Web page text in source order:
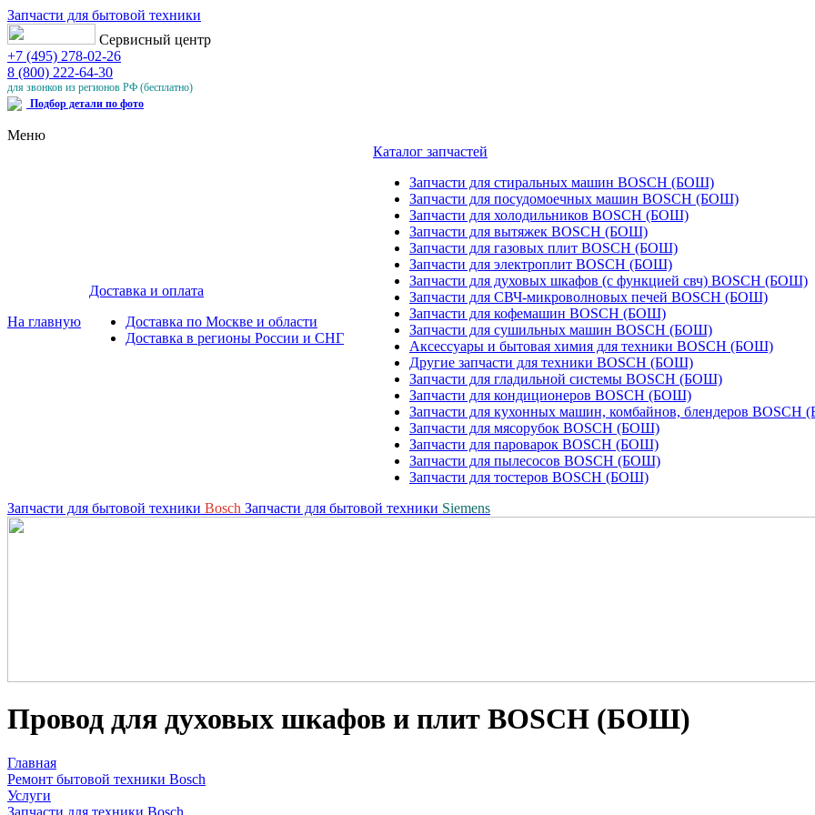
Запчасти для бытовой техники
Сервисный центр
+7 (495) 278-02-26
8 (800) 222-64-30
для звонков из регионов РФ (бесплатно)
Подбор детали по фото
Меню
На главную
Доставка и оплата
Доставка по Москве и области
Доставка в регионы России и СНГ
Каталог запчастей
Запчасти для стиральных машин BOSCH (БОШ)
Запчасти для посудомоечных машин BOSCH (БОШ)
Запчасти для холодильников BOSCH (БОШ)
Запчасти для вытяжек BOSCH (БОШ)
Запчасти для газовых плит BOSCH (БОШ)
Запчасти для электроплит BOSCH (БОШ)
Запчасти для духовых шкафов (с функцией свч) BOSCH (БОШ)
Запчасти для СВЧ-микроволновых печей BOSCH (БОШ)
Запчасти для кофемашин BOSCH (БОШ)
Запчасти для сушильных машин BOSCH (БОШ)
Аксессуары и бытовая химия для техники BOSCH (БОШ)
Другие запчасти для техники BOSCH (БОШ)
Запчасти для гладильной системы BOSCH (БОШ)
Запчасти для кондиционеров BOSCH (БОШ)
Запчасти для кухонных машин, комбайнов, блендеров
Запчасти для мясорубок BOSCH (БОШ)
Запчасти для пароварок BOSCH (БОШ)
Запчасти для пылесосов BOSCH (БОШ)
Запчасти для тостеров BOSCH (БОШ)
Запчасти для бытовой техники Bosch Запчасти для бытовой техники Siemens
Провод для духовых шкафов и плит BOSCH (БОШ)
Главная
Ремонт бытовой техники Bosch
Услуги